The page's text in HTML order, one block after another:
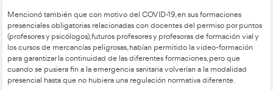
Invitando a la participación en la Comisión de Seguridad
entender que debe crearse un espacio de colaboración y
todas las entidades implicadas en la mejora de la Seguridad
diferentes Ministerios, entidades públicas y privadas,
todo la sociedad civil y sus diferentes asociaciones, con el